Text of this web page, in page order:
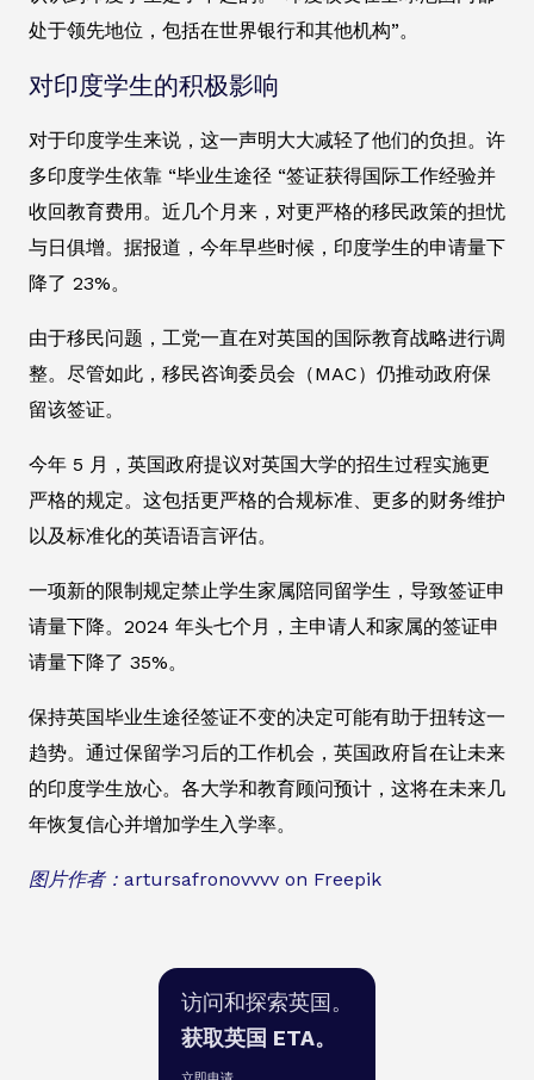
处于领先地位，包括在世界银行和其他机构”。
对印度学生的积极影响
对于印度学生来说，这一声明大大减轻了他们的负担。许
多印度学生依靠 “毕业生途径 “签证获得国际工作经验并
收回教育费用。近几个月来，对更严格的移民政策的担忧
与日俱增。据报道，今年早些时候，印度学生的申请量下
降了 23%。
由于移民问题，工党一直在对英国的国际教育战略进行调
整。尽管如此，移民咨询委员会（MAC）仍推动政府保
留该签证。
今年 5 月，英国政府提议对英国大学的招生过程实施更
严格的规定。这包括更严格的合规标准、更多的财务维护
以及标准化的英语语言评估。
一项新的限制规定禁止学生家属陪同留学生，导致签证申
请量下降。2024 年头七个月，主申请人和家属的签证申
请量下降了 35%。
保持英国毕业生途径签证不变的决定可能有助于扭转这一
趋势。通过保留学习后的工作机会，英国政府旨在让未来
的印度学生放心。各大学和教育顾问预计，这将在未来几
年恢复信心并增加学生入学率。
图片作者：artursafronovvvv on Freepik
访问和探索英国。
获取英国 ETA。